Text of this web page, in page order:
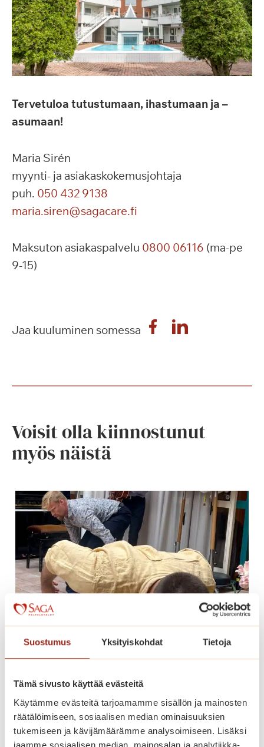
Suostumus Yksityiskohdat Tietoja
Tämä sivusto käyttää evästeitä
Käytämme evästeitä tarjoamamme sisällön ja mainosten
räätälöimiseen, sosiaalisen median ominaisuuksien
tukemiseen ja kävijämäärämme analysoimiseen. Lisäksi
jaamme sosiaalisen median, mainosalan ja analytiikka-
Tervetuloa tutustumaan, ihastumaan ja –
asumaan!
Maria Sirén
myynti- ja asiakaskokemusjohtaja
puh. 050 432 9138
maria.siren@sagacare.fi
Maksuton asiakaspalvelu 0800 06116 (ma-pe
9-15)
Jaa kuuluminen somessa
Voisit olla kiinnostunut
myös näistä
Lue lisää
M
u
s